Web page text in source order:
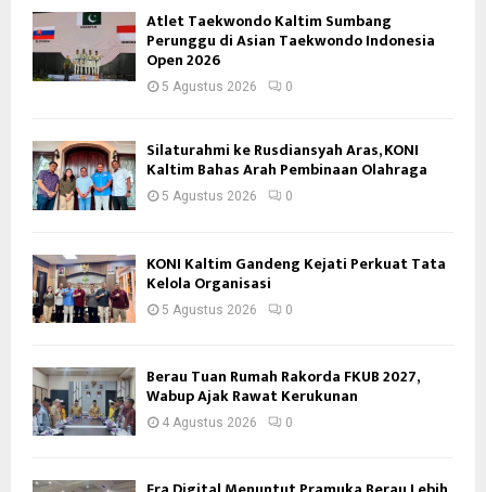
Atlet Taekwondo Kaltim Sumbang
Perunggu di Asian Taekwondo Indonesia
Open 2026
5 Agustus 2026 0
Silaturahmi ke Rusdiansyah Aras, KONI
Kaltim Bahas Arah Pembinaan Olahraga
5 Agustus 2026 0
KONI Kaltim Gandeng Kejati Perkuat Tata
Kelola Organisasi
5 Agustus 2026 0
Berau Tuan Rumah Rakorda FKUB 2027,
Wabup Ajak Rawat Kerukunan
4 Agustus 2026 0